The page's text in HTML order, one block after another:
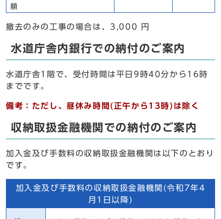
額
撤去のみの工事の場合は、3,000 円
水道庁舎内銀行での納付のご案内
水道庁舎1階で、受付時間は平日9時40分から16時
までです。
備考：ただし、昼休み時間(正午から13時)は除く
収納取扱金融機関での納付のご案内
加入金及び手数料の収納取扱金融機関は以下のとおり
です。
加入金及び手数料の収納取扱金融機関(令和7年4
月1日以降)